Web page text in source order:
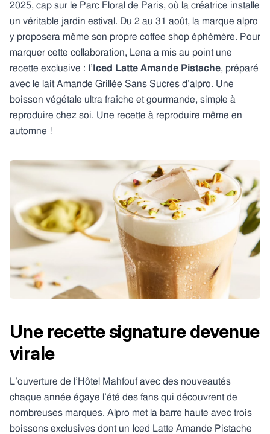
2025, cap sur le Parc Floral de Paris, où la créatrice installe
un véritable jardin estival. Du 2 au 31 août, la marque alpro
y proposera même son propre coffee shop éphémère. Pour
marquer cette collaboration, Lena a mis au point une
recette exclusive : l’Iced Latte Amande Pistache, préparé
avec le lait Amande Grillée Sans Sucres d’alpro. Une
boisson végétale ultra fraîche et gourmande, simple à
reproduire chez soi. Une recette à reproduire même en
automne !
Une recette signature devenue
virale
L’ouverture de l’Hôtel Mahfouf avec des nouveautés
chaque année égaye l’été des fans qui découvrent de
nombreuses marques. Alpro met la barre haute avec trois
boissons exclusives dont un Iced Latte Amande Pistache